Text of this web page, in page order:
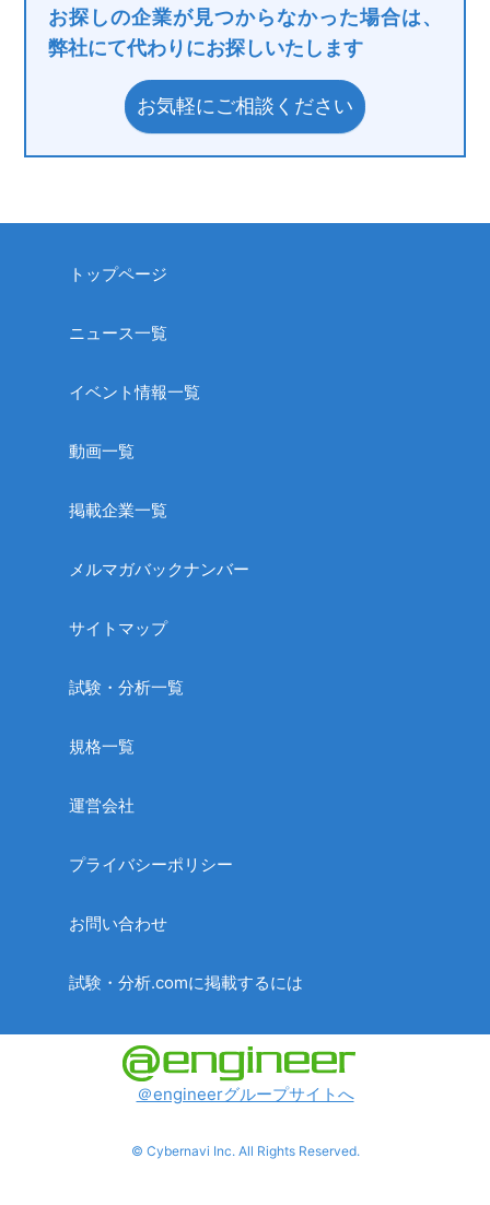
お探しの企業が見つからなかった場合は、
弊社にて代わりにお探しいたします
お気軽にご相談ください
トップページ
ニュース一覧
イベント情報一覧
動画一覧
掲載企業一覧
メルマガバックナンバー
サイトマップ
試験・分析一覧
規格一覧
運営会社
プライバシーポリシー
お問い合わせ
試験・分析.comに掲載するには
＠engineerグループサイトへ
© Cybernavi Inc. All Rights Reserved.